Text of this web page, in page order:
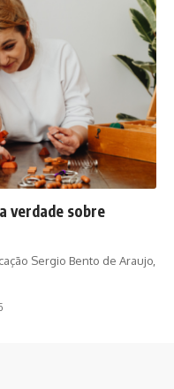
verdade sobre
Sergio Bento de Araujo,